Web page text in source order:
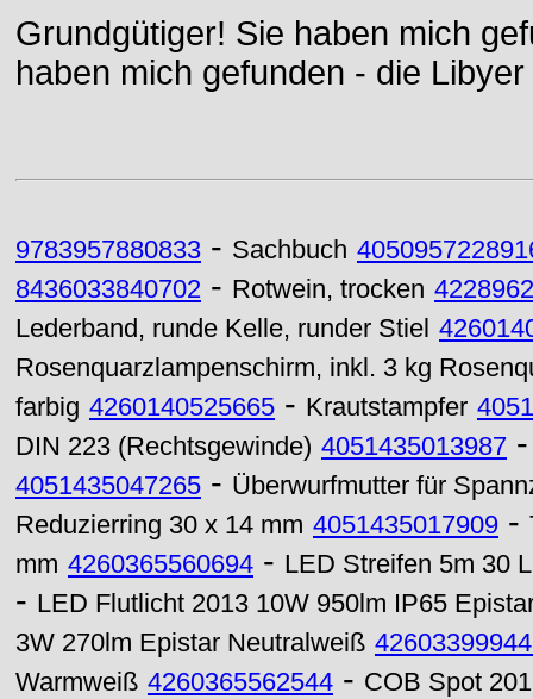
Grundgütiger! Sie haben mich
haben mich gefunden - die
9783957880833 - Sachbuch
8436033840702 - Rotwein, trocken
Lederband, runde Kelle, runder Stiel
Rosenquarzlampenschirm, inkl. 3 kg
farbig 4260140525665 - Krautstampfer
DIN 223 (Rechtsgewinde) 4051435013987
4051435047265 - Überwurfmutter für
Reduzierring 30 x 14 mm 4051435017909 -
mm 4260365560694 - LED Streifen 5m 30
- LED Flutlicht 2013 10W 950lm IP65
3W 270lm Epistar Neutralweiß
Warmweiß 4260365562544 - COB Spot